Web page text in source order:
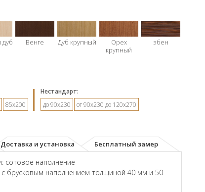
Венге Дуб крупный
Орех
крупный
эбен
85х200
Hестандарт:
до 90х230
от 90х230 до 120х270
Доставка и установка Бесплатный замер
сотовое наполнение
брусковым наполнением толщиной 40 мм и 50